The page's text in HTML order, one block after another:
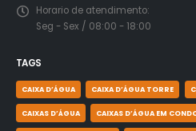
Horario de atendimento:
Seg - Sex / 08:00 - 18:00
TAGS
CAIXA D’ÁGUA CAIXA D’ÁGUA TORRE
CAIXAS D’ÁGUA CAIXAS D’ÁGUA EM